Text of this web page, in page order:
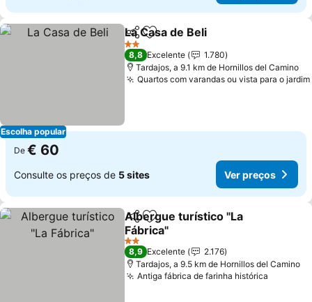
Escolha popular
PartilharAdicionar aos favoritos
La Casa de Beli
2 Estrelas
8,8 Excelente
1.780
Tardajos, a 9.1 km de Hornillos del Camino
Quartos com varandas ou vista para o jardim
De € 60
Consulte os preços de 5 sites Ver preços
PartilharAdicionar aos favoritos
Albergue turístico "La
Fábrica"
2 Estrelas
8,9 Excelente
2.176
Tardajos, a 9.5 km de Hornillos del Camino
Antiga fábrica de farinha histórica